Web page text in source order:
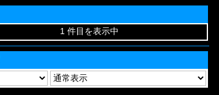
1 件目を表示中